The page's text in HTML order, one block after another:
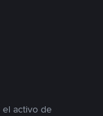
el activo de